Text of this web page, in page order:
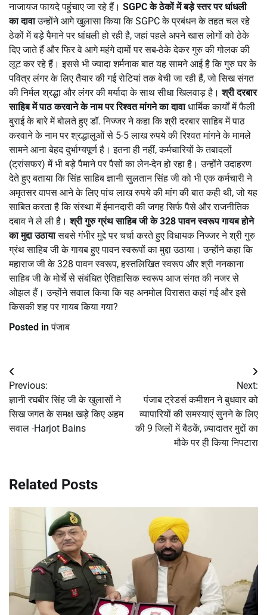
नाजायज फायदे पहुंचाए जा रहे हैं। SGPC के ठेकों में बड़े स्तर पर धांधली
का दावाउन्होंने आगे खुलासा किया कि SGPC के प्रबंधन के तहत चल रहे
ठेकों में बड़े पैमाने पर धांधली हो रही है, जहां पहले अपने खास लोगों को ठेके
दिए जाते हैं और फिर वे आगे महंगे दामों पर सब-ठेके देकर गुरु की गोलक की
लूट कर रहे हैं। इससे भी ज्यादा शर्मनाक बात यह सामने आई है कि गुरु घर के
पवित्र लंगर के लिए तैयार की गई रोटियां तक बेची जा रही हैं, जो सिख संगत
की निर्मल श्रद्धा और लंगर की मर्यादा के साथ सीधा खिलवाड़ है।श्री दरबार
साहिब में पाठ करवाने के नाम पर रिश्वत मांगने का दावाधार्मिक कार्यों में फैली
बुराई के बारे में बोलते हुए डॉ. निज्जर ने कहा कि श्री दरबार साहिब में पाठ
करवाने के नाम पर श्रद्धालुओं से 5-5 लाख रुपये की रिश्वत मांगने के मामले
सामने आना बेहद दुर्भाग्यपूर्ण है। इतना ही नहीं, कर्मचारियों के तबादलों
(ट्रांसफर) में भी बड़े पैमाने पर पैसों का लेन-देन हो रहा है। उन्होंने उदाहरण
देते हुए बताया कि सिंह साहिब ज्ञानी सुलतान सिंह जी को भी एक कर्मचारी ने
अमृतसर वापस आने के लिए पांच लाख रुपये की मांग की बात कही थी, जो यह
साबित करता है कि संस्था में ईमानदारी की जगह सिर्फ पैसे और राजनीतिक
दबाव ने ले ली है।श्री गुरु ग्रंथ साहिब जी के 328 पावन स्वरूप गायब होने
का मुद्दा उठायासबसे गंभीर मुद्दे पर चर्चा करते हुए विधायक निज्जर ने श्री गुरु
ग्रंथ साहिब जी के गायब हुए पावन स्वरूपों का मुद्दा उठाया। उन्होंने कहा कि
महाराज जी के 328 पावन स्वरूप, हस्तलिखित स्वरूप और श्री ननकाना
साहिब जी के मोर्चे से संबंधित ऐतिहासिक स्वरूप आज संगत की नजर से
ओझल हैं। उन्होंने सवाल किया कि यह अनमोल विरासत कहां गई और इसे
किसकी शह पर गायब किया गया?
Posted inपंजाब
Post
navigation
Previous:
ज्ञानी रघबीर सिंह जी के खुलासों ने
सिख जगत के समक्ष खड़े किए अहम
सवाल -Harjot Bains
Next:
पंजाब ट्रेडर्स कमीशन ने बुधवार को
व्यापारियों की समस्याएं सुनने के लिए
की 9 जिलों में बैठकें, ज़्यादातर मुद्दों का
मौके पर ही किया निपटारा
Related Posts